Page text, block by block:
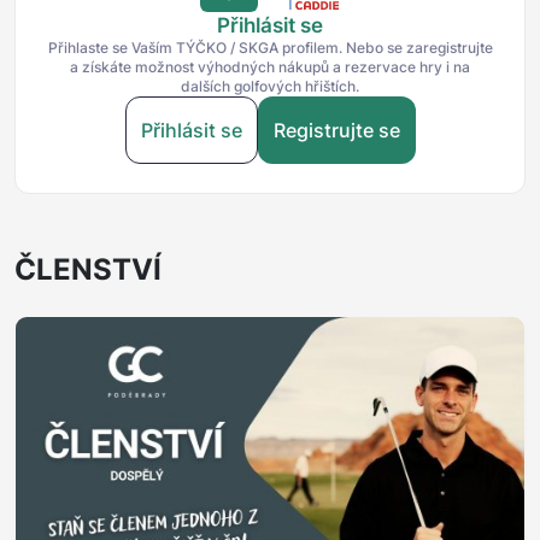
Přihlásit se
Přihlaste se Vaším TÝČKO / SKGA profilem. Nebo se zaregistrujte
a získáte možnost výhodných nákupů a rezervace hry i na
dalších golfových hřištích.
Přihlásit se Registrujte se
ČLENSTVÍ